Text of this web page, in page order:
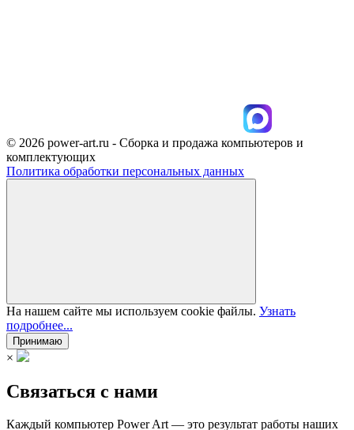
© 2026 power-art.ru - Сборка и продажа компьютеров и
комплектующих
Политика обработки персональных данных
На нашем сайте мы используем cookie файлы. Узнать
подробнее...
Принимаю
×
Связаться с нами
Каждый компьютер Power Art — это результат работы наших